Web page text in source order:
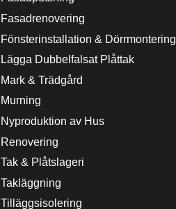
Fasadrenovering
Fönsterinstallation & Dörrmontering
Lägga Dubbelfalsat Plåttak
Mark & Trädgård
Murning
Nyproduktion av Hus
Renovering
Tak & Plåtslageri
Takläggning
Tilläggsisolering